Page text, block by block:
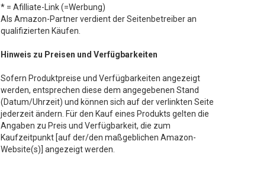
* = Afilliate-Link (=Werbung)
Als Amazon-Partner verdient der Seitenbetreiber an
qualifizierten Käufen.
Hinweis zu Preisen und Verfügbarkeiten
Sofern Produktpreise und Verfügbarkeiten angezeigt
werden, entsprechen diese dem angegebenen Stand
(Datum/Uhrzeit) und können sich auf der verlinkten Seite
jederzeit ändern. Für den Kauf eines Produkts gelten die
Angaben zu Preis und Verfügbarkeit, die zum
Kaufzeitpunkt [auf der/den maßgeblichen Amazon-
Website(s)] angezeigt werden.